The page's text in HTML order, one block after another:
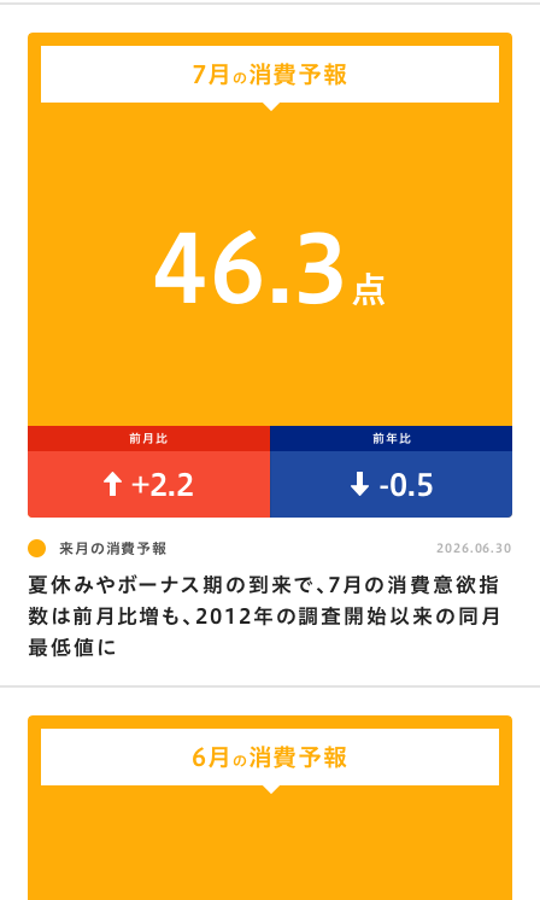
7月 の消費予報
46.3 点
前月比 前年比
+2.2 -0.5
来月の消費予報
夏休みやボーナス期の到来で､7月の消費意欲指
数は前月比増も、2012年の調査開始以来の同月
最低値に
2026.06.30
6月 の消費予報